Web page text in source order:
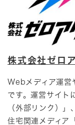
株式会社ゼロ
Webメディア運営
です。運営サイト
（外部リンク）」
住宅関連メディア「